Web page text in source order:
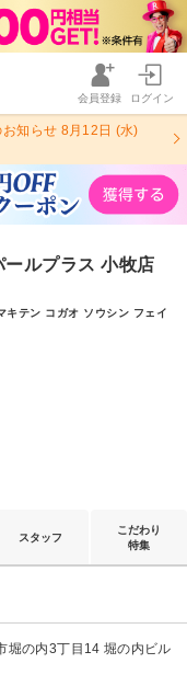
会員登録 ログイン
知らせ 8月12日 (水)
ルプラス 小牧店
キテン コガオ ソウシン フェイ
スタッフ
こだわり
特集
堀の内3丁目14 堀の内ビル